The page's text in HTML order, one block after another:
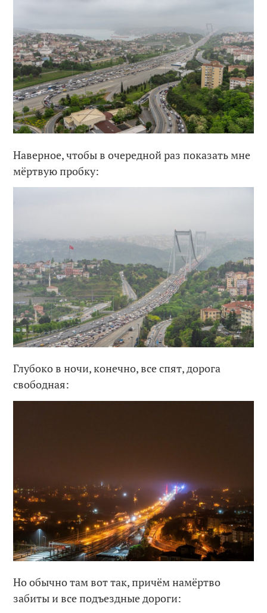
Наверное, чтобы в очередной раз показать мне
мёртвую пробку:
Глубоко в ночи, конечно, все спят, дорога
свободная:
Но обычно там вот так, причём намёртво
забиты и все подъездные дороги: